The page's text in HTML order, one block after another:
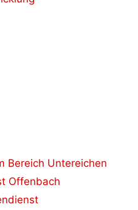
Bereich Untereichen
Offenbach